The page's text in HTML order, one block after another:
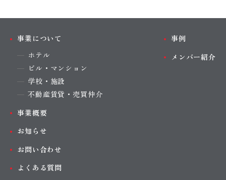
事業について
ホテル
ビル・マンション
学校・施設
不動産賃貸・売買仲介
事例
メンバー紹介
事業概要
お知らせ
お問い合わせ
よくある質問